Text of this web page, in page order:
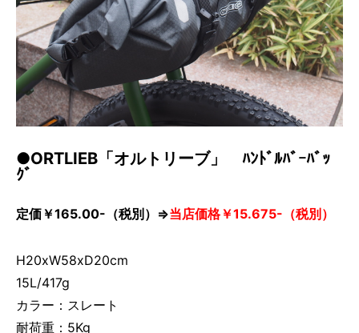
●ORTLIEB「オルトリーブ」 ﾊﾝﾄﾞﾙﾊﾞｰﾊﾞｯ
ｸﾞ
定価￥165.00-（税別）⇒当店価格￥15.675-（税別）
H20xW58xD20cm
15L/417g
カラー：スレート
耐荷重：5Kg